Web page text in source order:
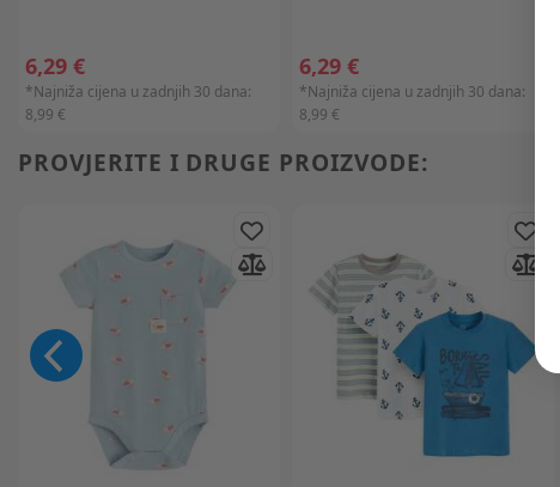
6,29 €
*Najniža cijena u zadnjih 30 dana:
8,99 €
6,29 €
*Najniža cijena u zadnjih 30 dana:
8,99 €
PROVJERITE I DRUGE PROIZVODE: